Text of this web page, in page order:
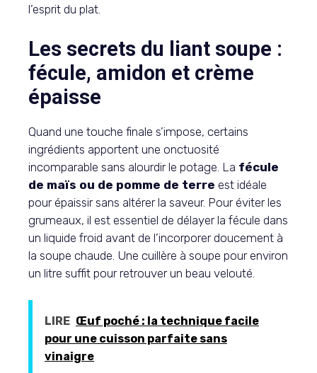
l’esprit du plat.
Les secrets du liant soupe :
fécule, amidon et crème
épaisse
Quand une touche finale s’impose, certains
ingrédients apportent une onctuosité
incomparable sans alourdir le potage. La fécule
de maïs ou de pomme de terre est idéale
pour épaissir sans altérer la saveur. Pour éviter les
grumeaux, il est essentiel de délayer la fécule dans
un liquide froid avant de l’incorporer doucement à
la soupe chaude. Une cuillère à soupe pour environ
un litre suffit pour retrouver un beau velouté.
LIRE Œuf poché : la technique facile
pour une cuisson parfaite sans
vinaigre